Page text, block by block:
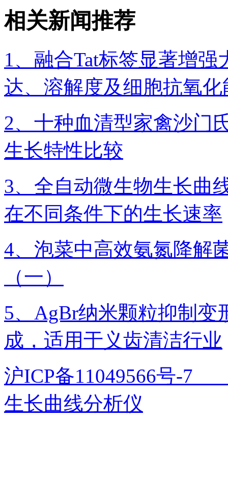
相关新闻推荐
1、融合Tat标签显著增
达、溶解度及细胞抗氧化
2、十种血清型家禽沙门
生长特性比较
3、全自动微生物生长曲
在不同条件下的生长速率
4、泡菜中高效氨氮降解
（一）
5、AgBr纳米颗粒抑制变
成，适用于义齿清洁行业
沪ICP备11049566号
生长曲线分析仪